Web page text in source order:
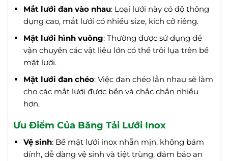
Mắt lưới đan vào nhau: Loại lưới này có độ thông
dụng cao, mắt lưới có nhiều size, kích cỡ riêng.
Mặt lưới hình vuông: Thường được sử dụng để
vận chuyển các vật liệu lớn có thể trôi lụa trên bề
mặt lưới.
Mặt lưới đan chéo: Việc đan chéo lẫn nhau sẽ làm
cho các mắt lưới được bền và chắc chắn nhiều
hơn.
Ưu Điểm Của Băng Tải Lưới Inox
Vệ sinh: Bề mặt lưới inox nhẵn mịn, không bám
dính, dễ dàng vệ sinh và tiệt trùng, đảm bảo an